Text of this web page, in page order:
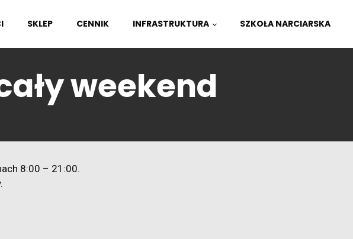
SKLEP CENNIK INFRASTRUKTURA SZKOŁA NARCIARSKA
weekend
8:00 – 21:00.